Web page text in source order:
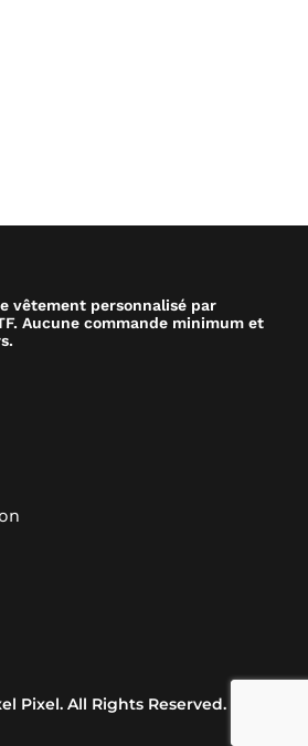
vêtement personnalisé par
Aucune commande minimum et
Pixel. All Rights Reserved.